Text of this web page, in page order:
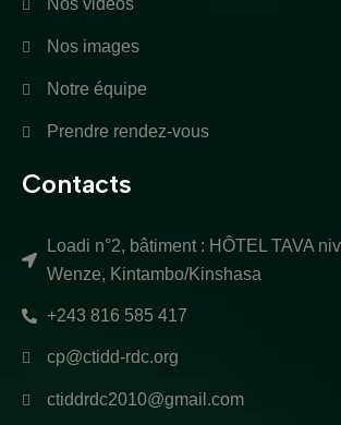
Nos vidéos
Nos images
Notre équipe
Prendre rendez-vous
Contacts
Loadi n°2, bâtiment : HÔTEL TAVA
Wenze, Kintambo/Kinshasa
+243 816 585 417
cp@ctidd-rdc.org
ctiddrdc2010@gmail.com